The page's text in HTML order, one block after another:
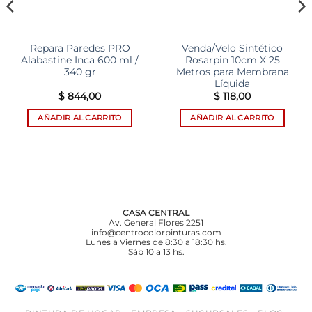
Repara Paredes PRO
Alabastine Inca 600 ml /
340 gr
$ 844,00
AÑADIR AL CARRITO
Venda/Velo Sintético
Rosarpin 10cm X 25
Metros para Membrana
Líquida
$ 118,00
AÑADIR AL CARRITO
CASA CENTRAL
Av. General Flores 2251
info@centrocolorpinturas.com
Lunes a Viernes de 8:30 a 18:30 hs.
Sáb 10 a 13 hs.